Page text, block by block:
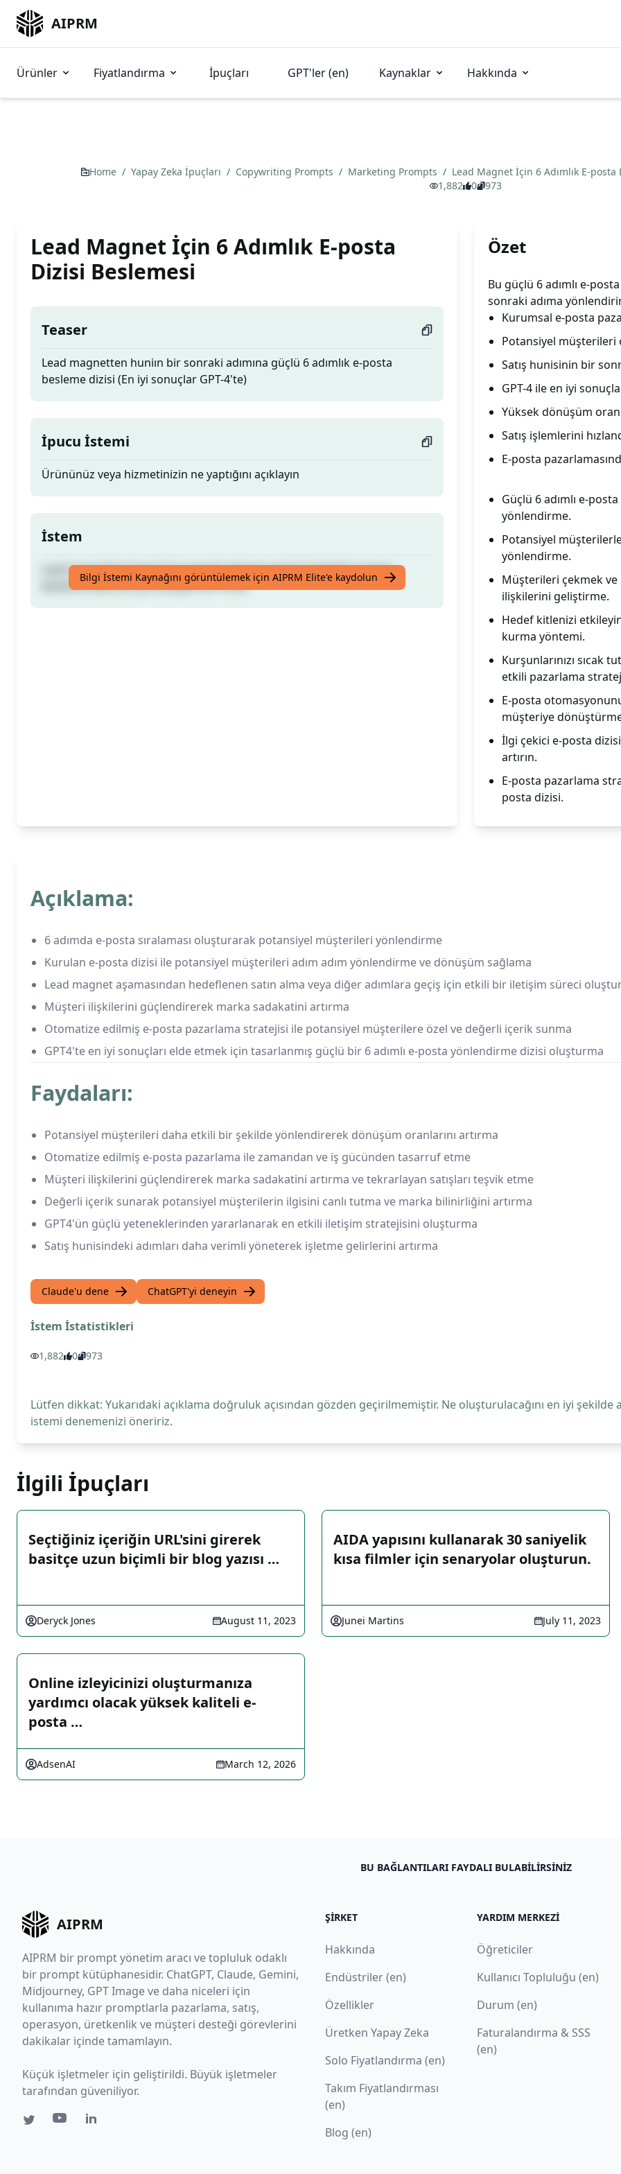
AIPRM
Ürünler Fiyatlandırma İpuçları GPT'ler (en) Kaynaklar Hakkında
Home / Yapay Zeka İpuçları / Copywriting Prompts / Marketing Prompts / Lead Magnet İçin 6 Adımlık E-
1,882
0 973
Lead Magnet İçin 6 Adımlık E-posta
Dizisi Beslemesi
Teaser
Lead magnetten huniın bir sonraki adımına güçlü 6 adımlık e-posta
besleme dizisi (En iyi sonuçlar GPT-4'te)
İpucu İstemi
Ürününüz veya hizmetinizin ne yaptığını açıklayın
İstem
Lead magnetten huniın bir sonraki adımına güçlü 6 adımlık e-posta
besleme dizisi (En iyi sonuçlar GPT-4'te)
Bilgi İstemi Kaynağını görüntülemek için AIPRM Elite'e kaydolun
Özet
Bu güçlü 6 adımlı e-
sonraki adıma
Kurumsal e-posta
Potansiyel
Satış hunisinin bir
GPT-4 ile en iyi
Yüksek dönüşüm
Satış işlemlerini
E-posta
Güçlü 6 adımlı e-
yönlendirme.
Potansiyel
yönlendirme.
Müşterileri çekmek
ilişkilerini geliştirme.
Hedef kitlenizi
kurma yöntemi.
Kurşunlarınızı sıcak
etkili pazarlama
E-posta
müşteriye
İlgi çekici e-posta
artırın.
E-posta pazarlama
posta dizisi.
Açıklama:
6 adımda e-posta sıralaması oluşturarak potansiyel müşterileri yönlendirme
Kurulan e-posta dizisi ile potansiyel müşterileri adım adım yönlendirme ve dönüşüm sağlama
Lead magnet aşamasından hedeflenen satın alma veya diğer adımlara geçiş için etkili bir iletişim süreci
Müşteri ilişkilerini güçlendirerek marka sadakatini artırma
Otomatize edilmiş e-posta pazarlama stratejisi ile potansiyel müşterilere özel ve değerli içerik sunma
GPT4'te en iyi sonuçları elde etmek için tasarlanmış güçlü bir 6 adımlı e-posta yönlendirme dizisi oluşturma
Faydaları:
Potansiyel müşterileri daha etkili bir şekilde yönlendirerek dönüşüm oranlarını artırma
Otomatize edilmiş e-posta pazarlama ile zamandan ve iş gücünden tasarruf etme
Müşteri ilişkilerini güçlendirerek marka sadakatini artırma ve tekrarlayan satışları teşvik etme
Değerli içerik sunarak potansiyel müşterilerin ilgisini canlı tutma ve marka bilinirliğini artırma
GPT4'ün güçlü yeteneklerinden yararlanarak en etkili iletişim stratejisini oluşturma
Satış hunisindeki adımları daha verimli yöneterek işletme gelirlerini artırma
Claude'u dene ChatGPT'yi deneyin
İstem İstatistikleri
1,882 0 973
Lütfen dikkat: Yukarıdaki açıklama doğruluk açısından gözden geçirilmemiştir. Ne oluşturulacağını en iyi
istemi denemenizi öneririz.
İlgili İpuçları
Seçtiğiniz içeriğin URL'sini girerek
basitçe uzun biçimli bir blog yazısı …
Deryck Jones August 11, 2023
AIDA yapısını kullanarak 30 saniyelik
kısa filmler için senaryolar oluşturun.
Junei Martins July 11, 2023
Online izleyicinizi oluşturmanıza
yardımcı olacak yüksek kaliteli e-
posta …
AdsenAI March 12, 2026
BU BAĞLANTILARI FAYDALI BULABILIRSINIZ
AIPRM
AIPRM bir prompt yönetim aracı ve topluluk odaklı
bir prompt kütüphanesidir. ChatGPT, Claude, Gemini,
Midjourney, GPT Image ve daha niceleri için
kullanıma hazır promptlarla pazarlama, satış,
operasyon, üretkenlik ve müşteri desteği görevlerini
dakikalar içinde tamamlayın.
Küçük işletmeler için geliştirildi. Büyük işletmeler
tarafından güveniliyor.
ŞIRKET
Hakkında
Endüstriler (en)
Özellikler
Üretken Yapay Zeka
Solo Fiyatlandırma (en)
Takım Fiyatlandırması
(en)
Blog (en)
YARDIM MERKEZI
Öğreticiler
Kullanıcı Topluluğu (en)
Durum (en)
Faturalandırma & SSS
(en)